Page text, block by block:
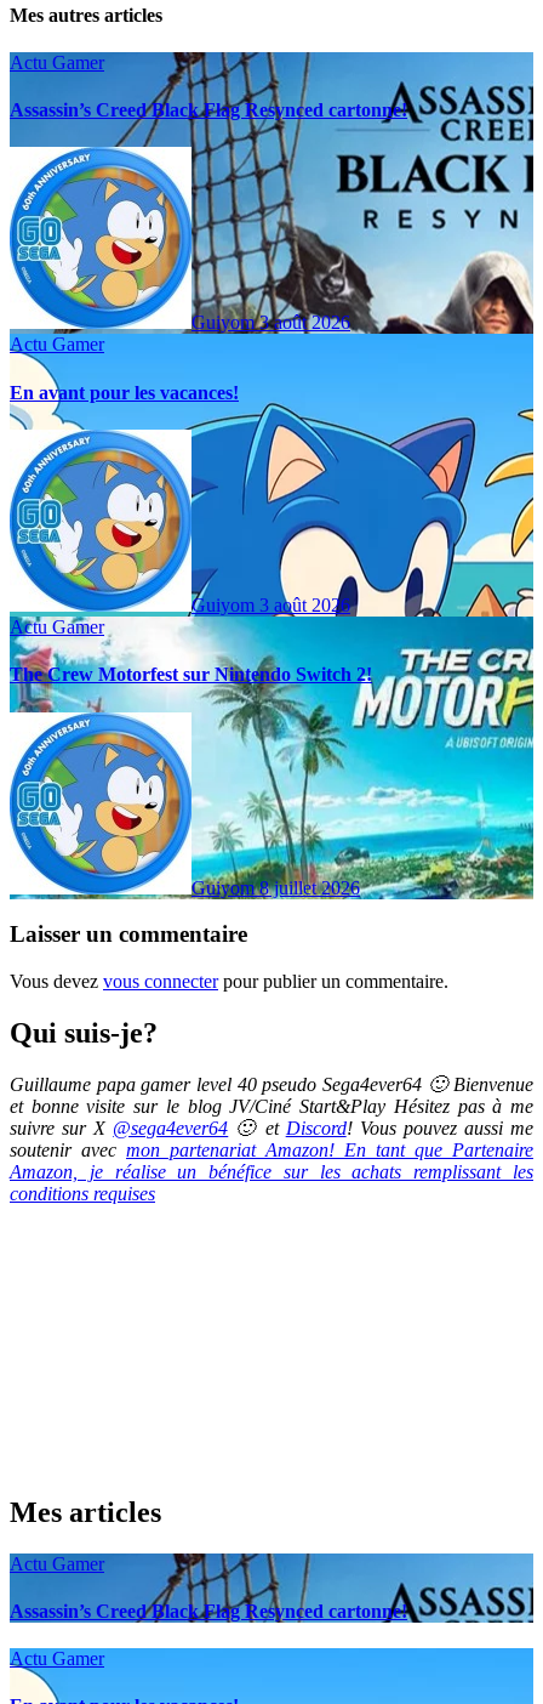
Mes autres articles
Actu Gamer
Assassin’s Creed Black Flag Resynced cartonne!
Guiyom3 août 2026
Actu Gamer
En avant pour les vacances!
Guiyom 3 août 2026
Actu Gamer
The Crew Motorfest sur Nintendo Switch 2!
Guiyom8 juillet 2026
Laisser un commentaire
Vous devez vous connecterpour publier un commentaire.
Qui suis-je?
Guillaume papa gamer level 40 pseudo Sega4ever64 🙂 Bienvenue
et bonne visite sur le blog JV/Ciné Start&Play Hésitez pas à me
suivre sur X @sega4ever64 🙂 et Discord! Vous pouvez aussi me
soutenir avec mon partenariat Amazon! En tant que Partenaire
Amazon, je réalise un bénéfice sur les achats remplissant les
conditions requises
Mes articles
Actu Gamer
Assassin’s Creed Black Flag Resynced cartonne!
Actu Gamer